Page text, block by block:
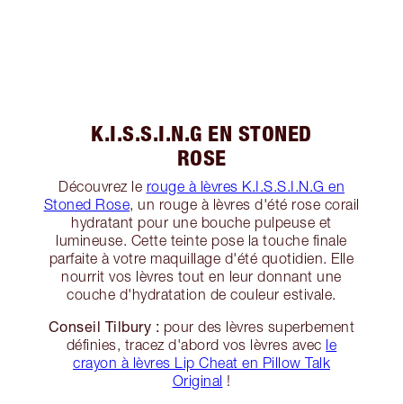
K.I.S.S.I.N.G EN STONED
ROSE
Découvrez le rouge à lèvres K.I.S.S.I.N.G en
Stoned Rose, un rouge à lèvres d'été rose corail
hydratant pour une bouche pulpeuse et
lumineuse. Cette teinte pose la touche finale
parfaite à votre maquillage d'été quotidien. Elle
nourrit vos lèvres tout en leur donnant une
couche d'hydratation de couleur estivale.
Conseil Tilbury : pour des lèvres superbement
définies, tracez d'abord vos lèvres avec le
crayon à lèvres Lip Cheat en Pillow Talk
Original !